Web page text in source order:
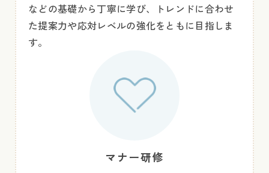
などの基礎から丁寧に学び、トレンドに合わせ
た提案力や応対レベルの強化をともに目指しま
す。
マナー研修